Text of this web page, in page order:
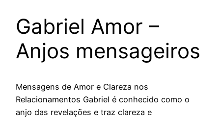
Gabriel Amor –
Anjos mensageiros
Mensagens de Amor e Clareza nos
Relacionamentos Gabriel é conhecido como o
anjo das revelações e traz clareza e